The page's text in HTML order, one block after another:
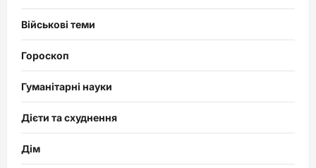
Військові теми
Гороскоп
Гуманітарні науки
Дієти та схуднення
Дім